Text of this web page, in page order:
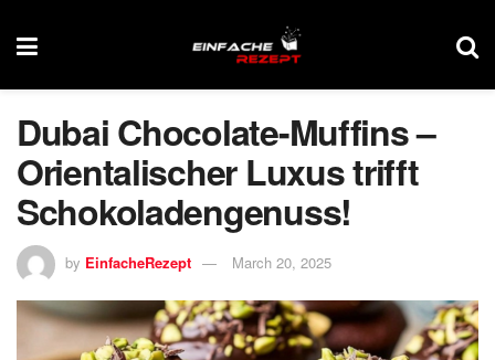
Dubai Chocolate-Muffins –
Orientalischer Luxus trifft
Schokoladengenuss!
by EinfacheRezept March 20, 2025